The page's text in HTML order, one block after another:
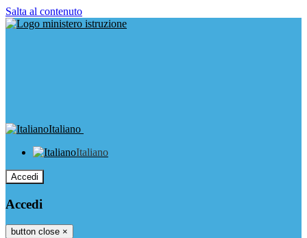
Salta al contenuto
Italiano
Italiano
Accedi
Accedi
button close ×